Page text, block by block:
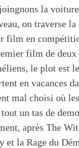
la
on traverse
film en
film de deux
le plot est
en vacances
mal choisi où
un tas de
après The
et la Rage du